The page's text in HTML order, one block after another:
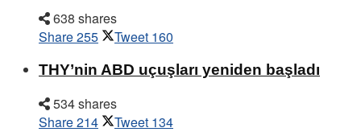
638 shares
Share255 Tweet 160
THY’nin ABD uçuşları yeniden başladı
534 shares
Share214 Tweet 134